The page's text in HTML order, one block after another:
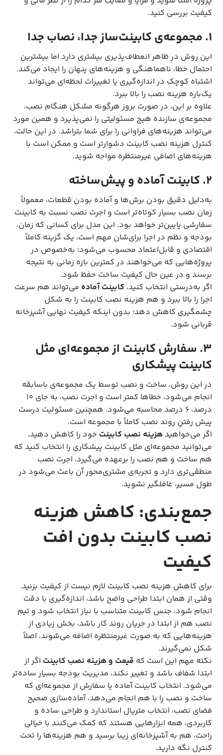
کیفیت بررسی کنید.
۱. مجموعه‌ی کابینت‌ساز جدا، نصاب جدا
این روش در ظاهر انعطاف‌پذیری بیشتری دارد اما بیشترین
احتمال خطا، ناهماهنگی و هزینه‌های پنهان را ایجاد می‌کند.
اشتباه کوچک در اندازه‌گیری یا تغییرات لحظه‌ای می‌تواند
یک‌باره هزینه نصب را بالا ببرد.
علاوه بر این، در صورت بروز هرگونه مشکل هنگام نصب،
مجموعه‌ی سازنده هیج مسئولیتی را نمی‌پذیرد و همین مورد
می‌تواند هزینه‌های فراوانی را برای شما بتراشد. در این حالت،
کنترل هزینه نصب کابینت دشوارتر است و ممکن است با
هزینه‌های اضافی غیرمنتظره مواجه شوید.
۲. کابینت آماده و پیش‌ساخته
به‌دلیل دقیق بودن برش‌ها و آماده بودن قطعات، معمولاً
زمان نصب بسیار کوتاه‌تر است و اجرت نصب نسبت به کابینت
سفارشی پایین‌تر خواهد بود. این مدل برای کسانی که زمان،
بودجه و نظم در اجرا برای‌شان مهم است، یک گزینه کاملاً
اقتصادی و قابل‌اعتماد محسوب می‌شود؛ به‌خصوص در
پروژه‌هایی که می‌خواهند در کمترین بازه زمانی به نتیجه
برسند و در عین حال کیفیت ساخت حفظ شود.
اگر به‌درستی انتخاب کنید، کابینت آماده می‌تواند هم سرعت
اجرا را بالا ببرد و هم هزینه نصب کابینت را به شکل
چشمگیری کاهش دهد؛ بدون اینکه کیفیت نهایی آشپزخانه
قربانی شود.
۳. سفارش کابینت از مجموعه‌ای مثل
کابینت پیشکاری
در این روش، ساخت و نصب توسط یک مجموعه‌ی باسابقه
انجام می‌شود، خطاها کمتر است و اجرت نصب، به جای ۱۰
درصد، ۶ درصد محاسبه می‌شود. همچنین مسئولیت درست
پیش رفتنِ روند نصب کاملاً با مجموعه است.
اگر می‌خواهیدهزینه نصب کابینت خود را کاهش دهید،
می‌توانید مجموعه‌ای مثل کابینت پیشکاری را انتخاب کنید که
هم ساخت و هم نصب را برعهده می‌گیرد، اجرت نصب
منطقی‌تری دارد و تجربه‌ی مشتری‌محور آن باعث می‌شود در
طول مسیر، غافلگیر نشوید.
جمع‌بندی: کاهش هزینه
نصب کابینت بدون افت
کیفیت
برای کاهش هزینه نصب کابینت لازم نیست از کیفیت بزنید.
وقتی از همان ابتدا طراحی واضح باشد، اندازه‌گیری با دقت
انجام شود، جنس کابینت متناسب با نیاز انتخاب شود و تیم
نصب هم از ابتدا در جریان روند کار باشد، بخش زیادی از
هزینه‌هایی که به صورت غیرمنتظره اضافه می‌شوند، اصلاً
شکل نمی‌گیرند.
نکته مهم این است که قیمت و هزینه نصب کابینت اگر از
ابتدا شفاف باشد و تغییر نکند، مدیریت بودجه بسیار ساده‌تر
می‌شود. انتخاب کابینت آماده یا سفارش از مجموعه‌ای که
ساخت و نصب را با هم انجام می‌دهد، آماده‌سازی صحیح
فضای نصب، انتخاب متریال استاندارد و طراحی ساده و
کاربردی، همه ابزارهایی هستند که کمک می‌کنند با خیالی
راحت، هم به آشپزخانه‌ای زیبا برسید و هم هزینه‌ها را تحت
کنترل نگه دارید.